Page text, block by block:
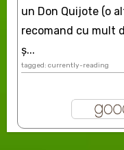
un Don Quijote (o
recomand cu mult
ș...
tagged: currently-reading